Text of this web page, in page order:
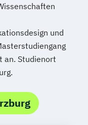
und
an. Studienort